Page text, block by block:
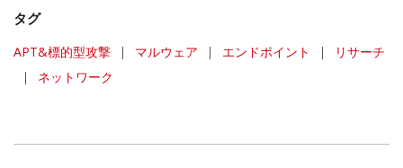
タグ
APT&標的型攻撃 | マルウェア | エンドポイント |
リサーチ
|
ネットワーク